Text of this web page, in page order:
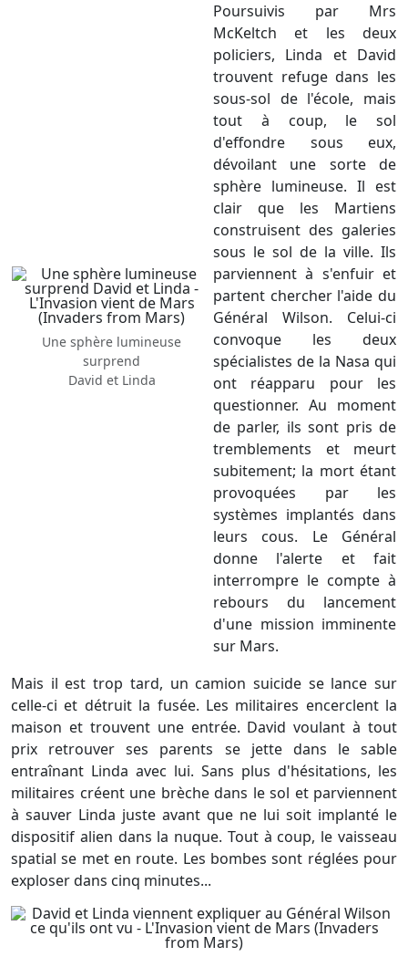
Une sphère lumineuse
surprend
David et Linda
Poursuivis par Mrs
McKeltch et les deux
policiers, Linda et David
trouvent refuge dans les
sous-sol de l'école, mais
tout à coup, le sol
d'effondre sous eux,
dévoilant une sorte de
sphère lumineuse. Il est
clair que les Martiens
construisent des galeries
sous le sol de la ville. Ils
parviennent à s'enfuir et
partent chercher l'aide du
Général Wilson. Celui-ci
convoque les deux
spécialistes de la Nasa qui
ont réapparu pour les
questionner. Au moment
de parler, ils sont pris de
tremblements et meurt
subitement; la mort étant
provoquées par les
systèmes implantés dans
leurs cous. Le Général
donne l'alerte et fait
interrompre le compte à
rebours du lancement
d'une mission imminente
sur Mars.
Mais il est trop tard, un camion suicide se lance sur
celle-ci et détruit la fusée. Les militaires encerclent la
maison et trouvent une entrée. David voulant à tout
prix retrouver ses parents se jette dans le sable
entraînant Linda avec lui. Sans plus d'hésitations, les
militaires créent une brèche dans le sol et parviennent
à sauver Linda juste avant que ne lui soit implanté le
dispositif alien dans la nuque. Tout à coup, le vaisseau
spatial se met en route. Les bombes sont réglées pour
exploser dans cinq minutes...